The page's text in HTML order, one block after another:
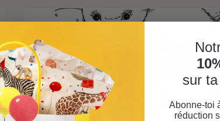
sur
Abonne-toi
réduction